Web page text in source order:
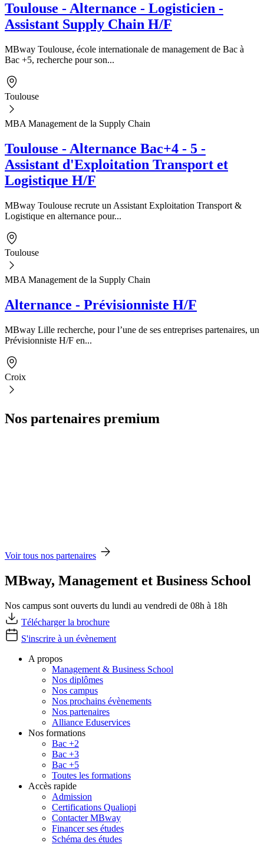
Toulouse - Alternance - Logisticien -
Assistant Supply Chain H/F
MBway Toulouse, école internationale de management de Bac à
Bac +5, recherche pour son...
Toulouse
MBA Management de la Supply Chain
Toulouse - Alternance Bac+4 - 5 -
Assistant d'Exploitation Transport et
Logistique H/F
MBway Toulouse recrute un Assistant Exploitation Transport &
Logistique en alternance pour...
Toulouse
MBA Management de la Supply Chain
Alternance - Prévisionniste H/F
MBway Lille recherche, pour l’une de ses entreprises partenaires, un
Prévisionniste H/F en...
Croix
Nos partenaires premium
Voir tous nos partenaires
MBway, Management et Business School
Nos campus sont ouverts du lundi au vendredi de 08h à 18h
Télécharger la brochure
S'inscrire à un évènement
A propos
Management & Business School
Nos diplômes
Nos campus
Nos prochains évènements
Nos partenaires
Alliance Eduservices
Nos formations
Bac +2
Bac +3
Bac +5
Toutes les formations
Accès rapide
Admission
Certifications Qualiopi
Contacter MBway
Financer ses études
Schéma des études